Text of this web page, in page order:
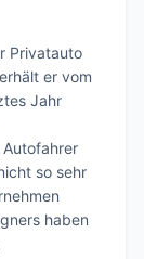
Privatauto
er vom
Jahr
so sehr
haben